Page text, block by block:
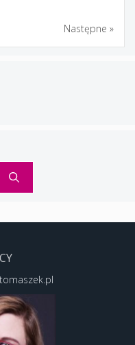
Następne »